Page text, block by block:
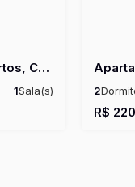
Apartamento com 2 quartos, Colônia (Zona Leste) - São Paulo
1Sala(s)
R$
2
1Vaga(s)